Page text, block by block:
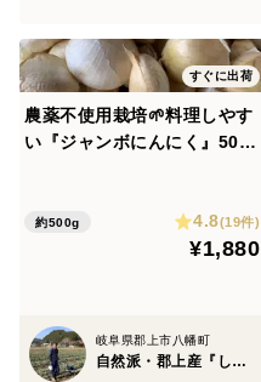
すぐに出荷
農薬不使用栽培🌱料理しやす
い『ジャンボにんにく』500
約500g 4.8(19件)
¥1,880
岐阜県郡上市八幡町
自然派・郡上産『しばの農園』